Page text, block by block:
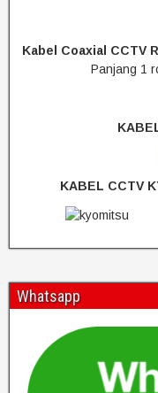
Kabel Coaxial CCTV
Panjang 1
KABEL CCTV
Whatsapp